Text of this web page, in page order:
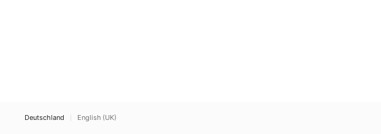
Deutschland English (UK)